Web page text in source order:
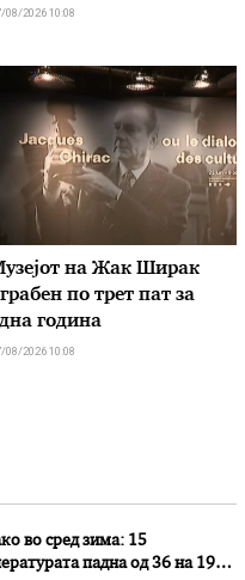
08/2026 10:08
на Жак Ширак
по трет пат за
година
08/2026 10:08
во сред зима: 15
падна од 36 на 19